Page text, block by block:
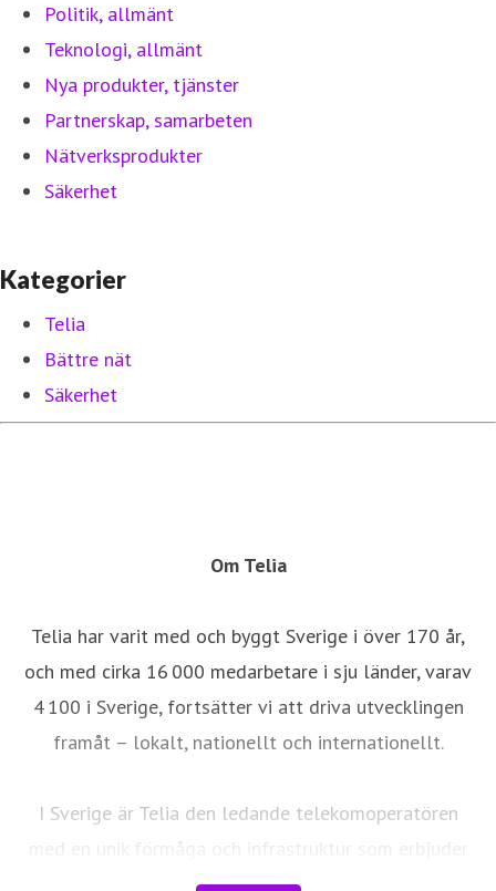
Politik, allmänt
Teknologi, allmänt
Nya produkter, tjänster
Partnerskap, samarbeten
Nätverksprodukter
Säkerhet
Kategorier
Telia
Bättre nät
Säkerhet
Om Telia
Telia har varit med och byggt Sverige i över 170 år,
och med cirka 16 000 medarbetare i sju länder, varav
4 100 i Sverige, fortsätter vi att driva utvecklingen
framåt – lokalt, nationellt och internationellt.
I Sverige är Telia den ledande telekomoperatören
med en unik förmåga och infrastruktur som erbjuder
robust, säker och pålitlig uppkoppling – för hela